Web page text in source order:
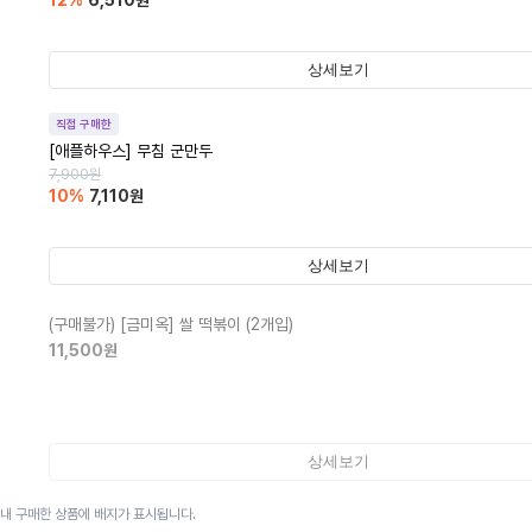
상세보기
직접 구매한
[애플하우스] 무침 군만두
7,900원
10% 7,110원
상세보기
(구매불가) [금미옥] 쌀 떡볶이 (2개입)
11,500원
상세보기
구매한 상품에 배지가 표시됩니다.